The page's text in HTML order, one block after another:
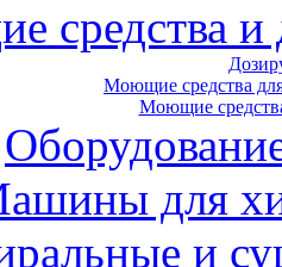
средства
Моющие средства
Моющие
для
и